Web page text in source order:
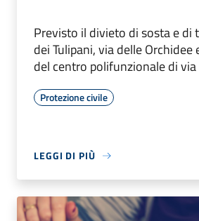
Previsto il divieto di sosta e di
dei Tulipani, via delle Orchidee
del centro polifunzionale di via
Protezione civile
LEGGI DI PIÙ